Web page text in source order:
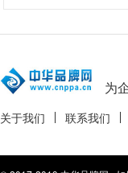
为
关于我们 联系我们